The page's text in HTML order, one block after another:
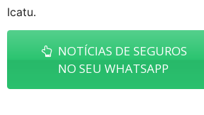
Icatu.
NOTÍCIAS DE SEGUROS
NO SEU WHATSAPP